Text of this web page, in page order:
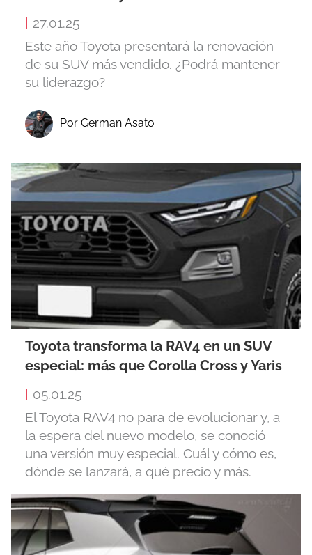
| 27.01.25
Este año Toyota presentará la renovación
de su SUV más vendido. ¿Podrá mantener
su liderazgo?
Por German Asato
Toyota transforma la RAV4 en un SUV
especial: más que Corolla Cross y Yaris
05.01.25
El Toyota RAV4 no para de evolucionar y, a
la espera del nuevo modelo, se conoció
una versión muy especial. Cuál y cómo es,
dónde se lanzará, a qué precio y más.